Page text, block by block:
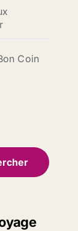
Coin